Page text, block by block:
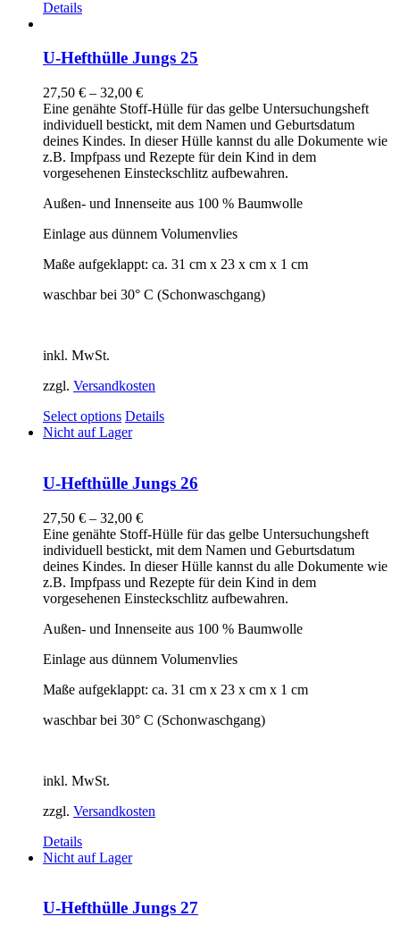
Details
U-Hefthülle Jungs 25
27,50 € – 32,00 €
Eine genähte Stoff-Hülle für das gelbe Untersuchungsheft
individuell bestickt, mit dem Namen und Geburtsdatum
deines Kindes. In dieser Hülle kannst du alle Dokumente wie
z.B. Impfpass und Rezepte für dein Kind in dem
vorgesehenen Einsteckschlitz aufbewahren.
Außen- und Innenseite aus 100 % Baumwolle
Einlage aus dünnem Volumenvlies
Maße aufgeklappt: ca. 31 cm x 23 x cm x 1 cm
waschbar bei 30° C (Schonwaschgang)
inkl. MwSt.
zzgl. Versandkosten
Select options Details
Nicht auf Lager
U-Hefthülle Jungs 26
27,50 € – 32,00 €
Eine genähte Stoff-Hülle für das gelbe Untersuchungsheft
individuell bestickt, mit dem Namen und Geburtsdatum
deines Kindes. In dieser Hülle kannst du alle Dokumente wie
z.B. Impfpass und Rezepte für dein Kind in dem
vorgesehenen Einsteckschlitz aufbewahren.
Außen- und Innenseite aus 100 % Baumwolle
Einlage aus dünnem Volumenvlies
Maße aufgeklappt: ca. 31 cm x 23 x cm x 1 cm
waschbar bei 30° C (Schonwaschgang)
inkl. MwSt.
zzgl. Versandkosten
Details
Nicht auf Lager
U-Hefthülle Jungs 27